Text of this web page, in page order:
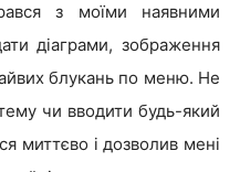
з моїми наявними
діаграми, зображення
блукань по меню. Не
чи вводити будь-який
миттєво і дозволив мені